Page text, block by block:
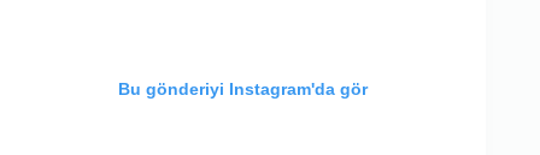
Bu gönderiyi Instagram'da gör